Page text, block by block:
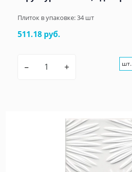
Плиток в упаковке:34шт
511.18 руб.
– + шт.